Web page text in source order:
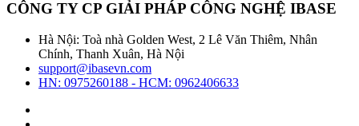
CÔNG TY CP GIẢI PHÁP CÔNG NGHỆ IBASE
Hà Nội: Toà nhà Golden West, 2 Lê Văn Thiêm, Nhân
Chính, Thanh Xuân, Hà Nội
support@ibasevn.com
HN: 0975260188 - HCM: 0962406633